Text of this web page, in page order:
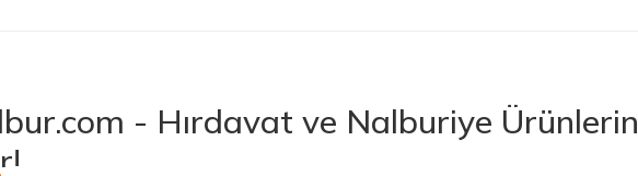
- Hırdavat ve Nalburiye